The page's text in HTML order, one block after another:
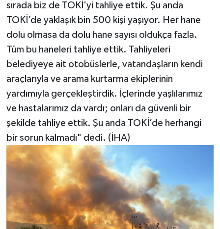
sırada biz de TOKİ'yi tahliye ettik. Şu anda
TOKİ’de yaklaşık bin 500 kişi yaşıyor. Her hane
dolu olmasa da dolu hane sayısı oldukça fazla.
Tüm bu haneleri tahliye ettik. Tahliyeleri
belediyeye ait otobüslerle, vatandaşların kendi
araçlarıyla ve arama kurtarma ekiplerinin
yardımıyla gerçekleştirdik. İçlerinde yaşlılarımız
ve hastalarımız da vardı; onları da güvenli bir
şekilde tahliye ettik. Şu anda TOKİ’de herhangi
bir sorun kalmadı" dedi. (İHA)